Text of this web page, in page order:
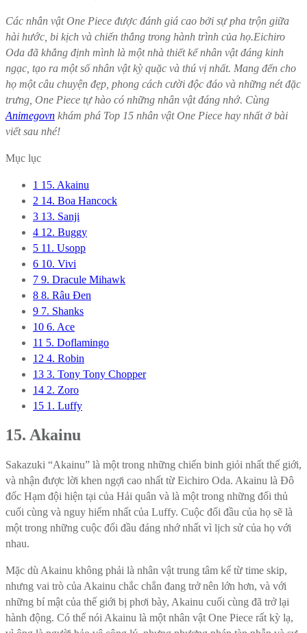
Các nhân vật One Piece được đánh giá cao bởi sự pha trộn giữa
hài hước, bi kịch và chiến thắng trong hành trình của họ.Eichiro
Oda đã khẳng định mình là một nhà thiết kế nhân vật đáng kinh
ngạc, tạo ra một số nhân vật kỳ quặc và thú vị nhất. Mang đến cho
họ một câu chuyện đẹp, phong cách cười độc đáo và những nét đặc
trưng, ​​One Piece tự hào có những nhân vật đáng nhớ. Cùng
Animegovn khám phá Top 15 nhân vật One Piece hay nhất ở bài
viết sau nhé!
Mục lục
1 15. Akainu
2 14. Boa Hancock
3 13. Sanji
4 12. Buggy
5 11. Usopp
6 10. Vivi
7 9. Dracule Mihawk
8 8. Râu Đen
9 7. Shanks
10 6. Ace
11 5. Doflamingo
12 4. Robin
13 3. Tony Tony Chopper
14 2. Zoro
15 1. Luffy
15. Akainu
Sakazuki “Akainu” là một trong những chiến binh giỏi nhất thế giới,
và nhận được lời khen ngợi cao nhất từ ​​Eichiro Oda. Akainu là Đô
đốc Hạm đội hiện tại của Hải quân và là một trong những đối thủ
cuối cùng và nguy hiểm nhất của Luffy. Cuộc đối đầu của họ sẽ là
một trong những cuộc đối đầu đáng nhớ nhất vì lịch sử của họ với
nhau.
Mặc dù Akainu không phải là nhân vật trung tâm kể từ time skip,
nhưng vai trò của Akainu chắc chắn đang trở nên lớn hơn, và với
những bí mật của thế giới bị phơi bày, Akainu cuối cùng đã trở lại
hành động. Có thể nói Akainu là một nhân vật One Piece rất kỳ lạ,